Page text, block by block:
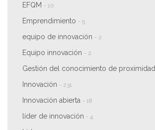
EFQM - 10
Emprendimiento - 5
equipo de innovación - 2
Equipo innovación - 2
Gestión del conocimiento de proximidad
Innovación - 231
Innovación abierta - 18
líder de innovación - 4